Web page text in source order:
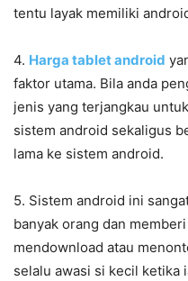
tentu layak memiliki
4. Harga tablet android
faktor utama. Bila anda
jenis yang terjangkau
sistem android sekaligus
lama ke sistem android.
5. Sistem android ini
banyak orang dan
mendownload atau
selalu awasi si kecil ketika